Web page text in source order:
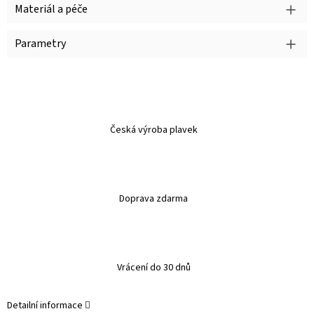
Materiál a péče
Parametry
Česká výroba plavek
Doprava zdarma
Vrácení do 30 dnů
Detailní informace